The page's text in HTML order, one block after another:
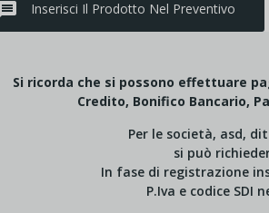
message Inserisci Il Prodotto Nel Preventivo
Si ricorda che si possono effettuare
Credito, Bonifico Bancario,
Per le società, asd,
si può
In fase di registrazione
P.Iva e codice SDI